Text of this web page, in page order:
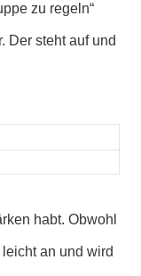
zu regeln“
Der steht auf und
habt. Obwohl
an und wird